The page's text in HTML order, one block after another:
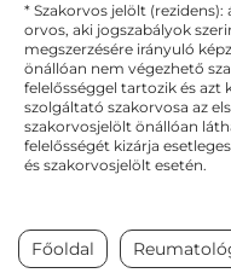
* Szakorvos jelölt
orvos, aki jogszabályok
megszerzésére irányuló
önállóan nem végezhető
felelősséggel tartozik és azt
szolgáltató szakorvosa az
szakorvosjelölt önállóan
felelősségét kizárja
és szakorvosjelölt esetén.
Főoldal